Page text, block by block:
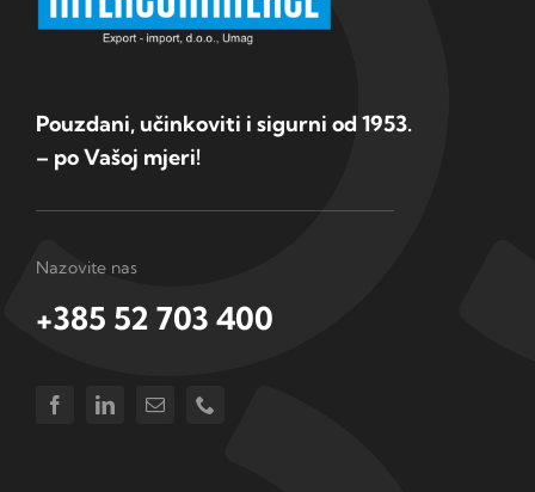
Pouzdani, učinkoviti i sigurni od 1953.
– po Vašoj mjeri!
Nazovite nas
+385 52 703 400